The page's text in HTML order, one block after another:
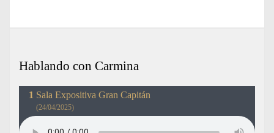
Hablando con Carmina
Sala Expositiva Gran Capitán
(24/04/2025)